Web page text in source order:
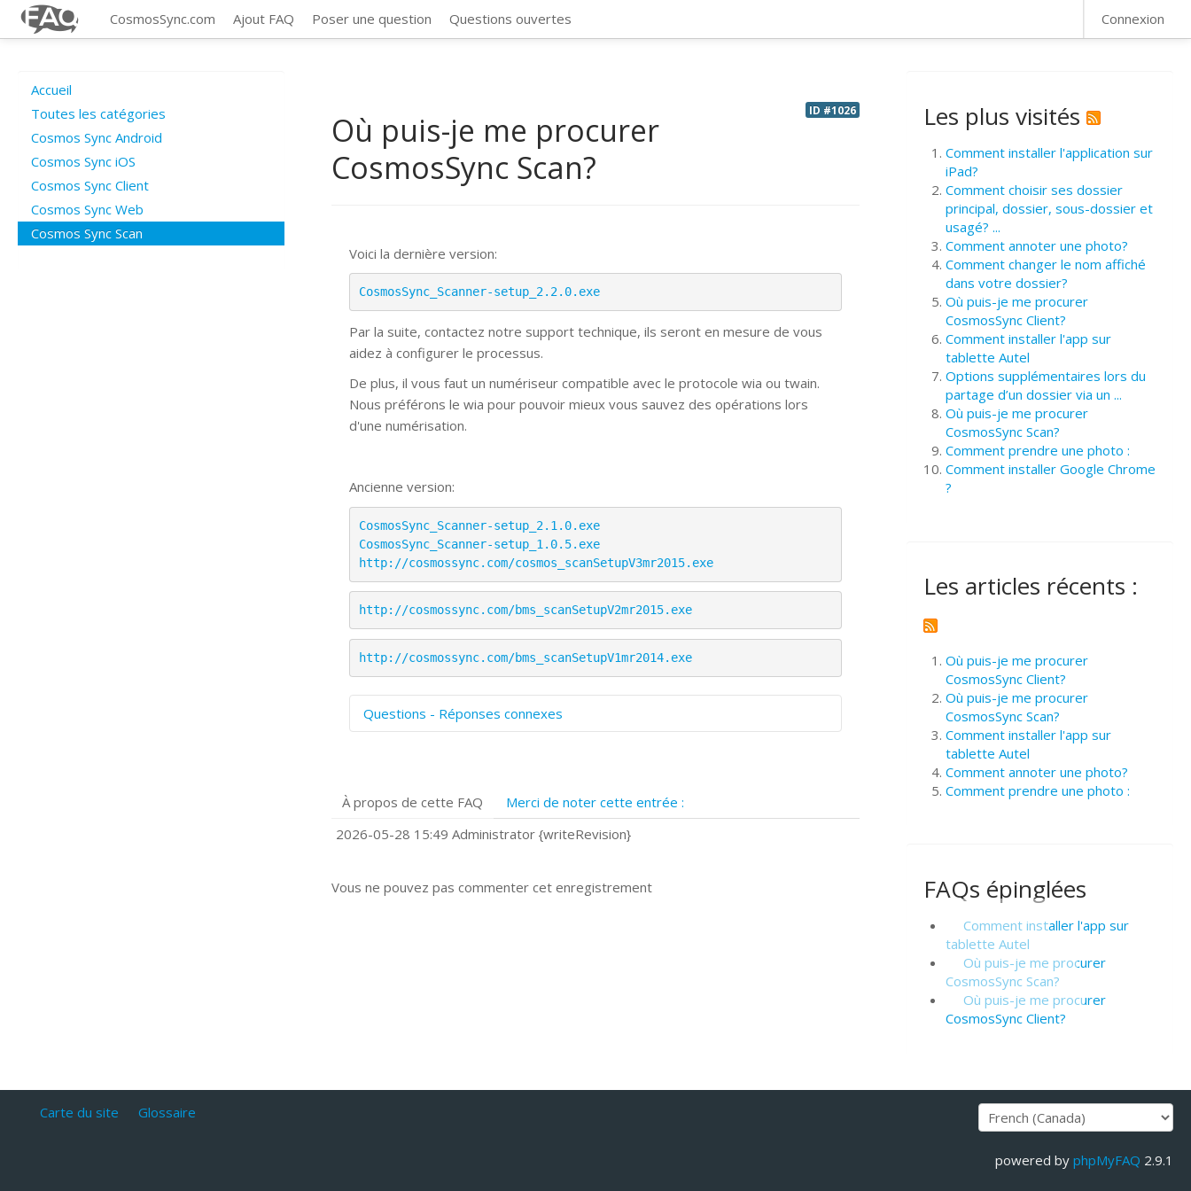
CosmosSync.com Ajout FAQ Poser une question Questions ouvertes Connexion
Accueil
Toutes les catégories
Cosmos Sync Android
Cosmos Sync iOS
Cosmos Sync Client
Cosmos Sync Web
Cosmos Sync Scan
ID #1026
Où puis-je me procurer
CosmosSync Scan?
Voici la dernière version:
CosmosSync_Scanner-setup_2.2.0.exe
Par la suite, contactez notre support technique, ils seront en mesure de vous
aidez à configurer le processus.
De plus, il vous faut un numériseur compatible avec le protocole wia ou twain.
Nous préférons le wia pour pouvoir mieux vous sauvez des opérations lors
d'une numérisation.
Ancienne version:
CosmosSync_Scanner-setup_2.1.0.exe
CosmosSync_Scanner-setup_1.0.5.exe
http://cosmossync.com/cosmos_scanSetupV3mr2015.exe
http://cosmossync.com/bms_scanSetupV2mr2015.exe
http://cosmossync.com/bms_scanSetupV1mr2014.exe
Questions - Réponses connexes
Quels navigateurs web sont supportés ?
Comment installer Google Chrome ?
À propos de cette FAQ
Merci de noter cette entrée :
2026-05-28 15:49 Administrator {writeRevision}
Vous ne pouvez pas commenter cet enregistrement
Les plus visités
Comment installer l'application sur
iPad?
Comment choisir ses dossier
principal, dossier, sous-dossier et
usagé? ...
Comment annoter une photo?
Comment changer le nom affiché
dans votre dossier?
Où puis-je me procurer
CosmosSync Client?
Comment installer l'app sur
tablette Autel
Options supplémentaires lors du
partage d’un dossier via un ...
Où puis-je me procurer
CosmosSync Scan?
Comment prendre une photo :
Comment installer Google Chrome
?
Les articles récents :
Où puis-je me procurer
CosmosSync Client?
Où puis-je me procurer
CosmosSync Scan?
Comment installer l'app sur
tablette Autel
Comment annoter une photo?
Comment prendre une photo :
FAQs épinglées
Comment installer l'app sur
tablette Autel
Où puis-je me procurer
CosmosSync Scan?
Où puis-je me procurer
CosmosSync Client?
Carte du site Glossaire
powered by phpMyFAQ 2.9.1